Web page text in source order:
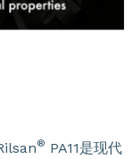
® PA11是现代